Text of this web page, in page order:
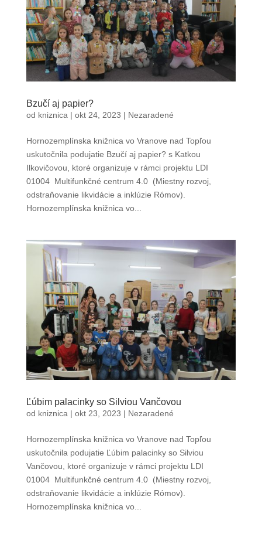
Bzučí aj papier?
od kniznica | okt 24, 2023 | Nezaradené
Hornozemplínska knižnica vo Vranove nad Topľou
uskutočnila podujatie Bzučí aj papier? s Katkou
Ilkovičovou, ktoré organizuje v rámci projektu LDI
01004 Multifunkčné centrum 4.0 (Miestny rozvoj,
odstraňovanie likvidácie a inklúzie Rómov).
Hornozemplínska knižnica vo...
Ľúbim palacinky so Silviou Vančovou
od kniznica | okt 23, 2023 | Nezaradené
Hornozemplínska knižnica vo Vranove nad Topľou
uskutočnila podujatie Ľúbim palacinky so Silviou
Vančovou, ktoré organizuje v rámci projektu LDI
01004 Multifunkčné centrum 4.0 (Miestny rozvoj,
odstraňovanie likvidácie a inklúzie Rómov).
Hornozemplínska knižnica vo...